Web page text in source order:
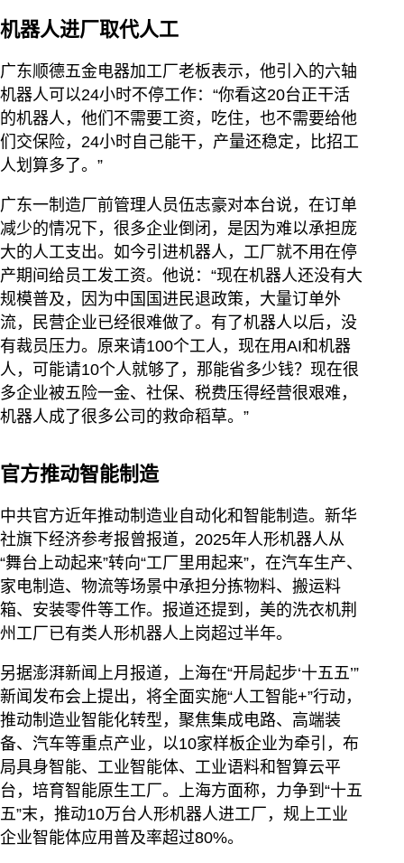
机器人进厂取代人工
广东顺德五金电器加工厂老板表示，他引入的六轴
机器人可以24小时不停工作：“你看这20台正干活
的机器人，他们不需要工资，吃住，也不需要给他
们交保险，24小时自己能干，产量还稳定，比招工
人划算多了。”
广东一制造厂前管理人员伍志豪对本台说，在订单
减少的情况下，很多企业倒闭，是因为难以承担庞
大的人工支出。如今引进机器人，工厂就不用在停
产期间给员工发工资。他说：“现在机器人还没有大
规模普及，因为中国国进民退政策，大量订单外
流，民营企业已经很难做了。有了机器人以后，没
有裁员压力。原来请100个工人，现在用AI和机器
人，可能请10个人就够了，那能省多少钱？现在很
多企业被五险一金、社保、税费压得经营很艰难，
机器人成了很多公司的救命稻草。”
官方推动智能制造
中共官方近年推动制造业自动化和智能制造。新华
社旗下经济参考报曾报道，2025年人形机器人从
“舞台上动起来”转向“工厂里用起来”，在汽车生产、
家电制造、物流等场景中承担分拣物料、搬运料
箱、安装零件等工作。报道还提到，美的洗衣机荆
州工厂已有类人形机器人上岗超过半年。
另据澎湃新闻上月报道，上海在“开局起步‘十五五’”
新闻发布会上提出，将全面实施“人工智能+”行动，
推动制造业智能化转型，聚焦集成电路、高端装
备、汽车等重点产业，以10家样板企业为牵引，布
局具身智能、工业智能体、工业语料和智算云平
台，培育智能原生工厂。上海方面称，力争到“十五
五”末，推动10万台人形机器人进工厂，规上工业
企业智能体应用普及率超过80%。